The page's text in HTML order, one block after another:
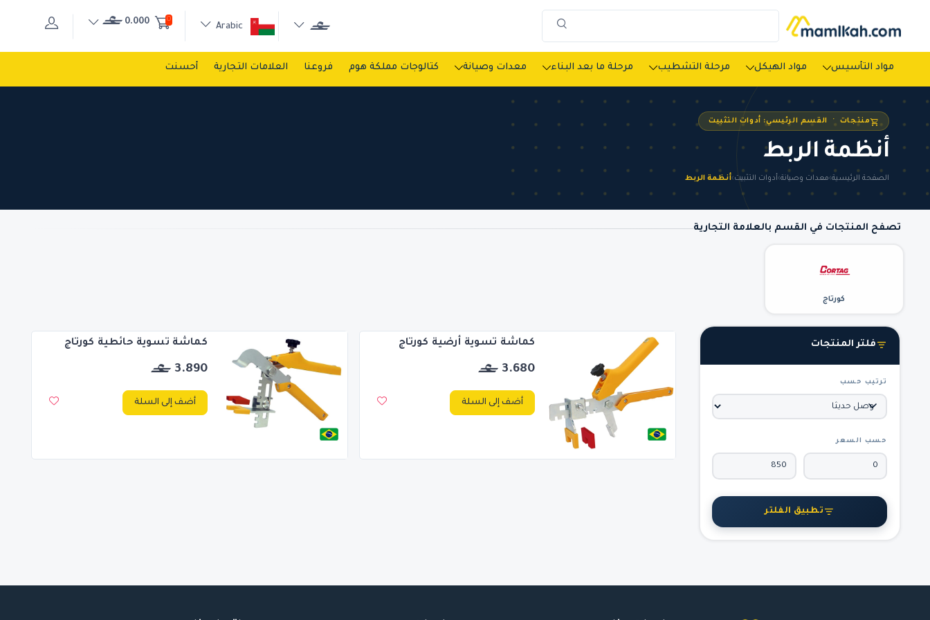
0
0.000
مواد التأسيس مواد الهيكل مرحلة التشطيب مرحلة ما بعد البناء معدات وصيانة كتالوجات مملكة هوم فروعنا العلامات التجارية أحسنت
منتجات · القسم الرئيسي: أدوات التثبيت
أنظمة الربط
الصفحة الرئيسية›معدات وصيانة›أدوات التثبيت›أنظمة الربط
تصفح المنتجات في القسم بالعلامة التجارية
كورتاج
فلتر المنتجات
ترتيب حسب
حسب السعر
تطبيق الفلتر
كماشة تسوية أرضية كورتاج
3.680
أضف إلى السلة
كماشة تسوية حائطية كورتاج
3.890
أضف إلى السلة